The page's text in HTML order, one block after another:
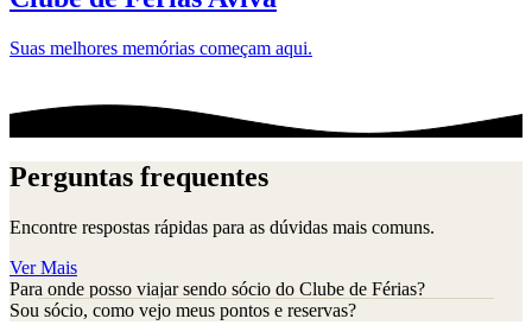
Suas melhores memórias começam aqui.
Perguntas frequentes
Encontre respostas rápidas para as dúvidas mais comuns.
Ver Mais
Para onde posso viajar sendo sócio do Clube de Férias?
Sou sócio, como vejo meus pontos e reservas?